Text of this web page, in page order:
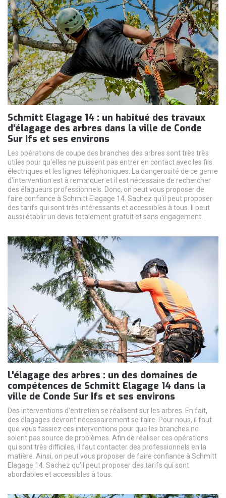
Schmitt Elagage 14 : un habitué des travaux
d'élagage des arbres dans la ville de Conde
Sur Ifs et ses environs
Les opérations de coupe des branches des arbres sont très très
utiles pour qu'elles ne puissent pas entrer en contact avec les fils
électriques et les lignes téléphoniques. La dangerosité de ce genre
d'intervention est à remarquer et il est nécessaire de rechercher
des élagueurs professionnels. Donc, on peut vous proposer de
faire confiance à Schmitt Elagage 14. Sachez qu'il peut proposer
des tarifs qui sont très intéressants et accessibles à tous. Il peut
aussi établir un devis totalement gratuit et sans engagement.
L'élagage des arbres : un des domaines de
compétences de Schmitt Elagage 14 dans la
ville de Conde Sur Ifs et ses environs
Des interventions d'entretien se réalisent sur les arbres. En fait,
des élagages devront nécessairement se faire. Pour nous, il faut
que vous fassiez ces interventions pour que les branches ne
soient pas source de problèmes. Afin de réaliser ces opérations
qui sont très difficiles, il faut contacter des professionnels en la
matière. Ainsi, on peut vous proposer de faire confiance à Schmitt
Elagage 14. Sachez qu'il peut proposer des tarifs qui sont
abordables et accessibles à tous.